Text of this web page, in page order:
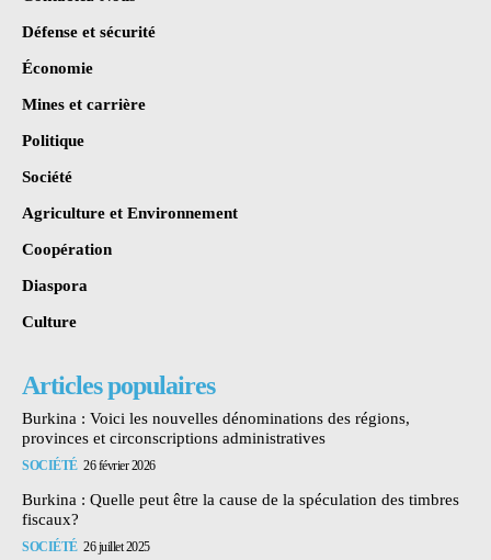
Défense et sécurité
Économie
Mines et carrière
Politique
Société
Agriculture et Environnement
Coopération
Diaspora
Culture
Articles populaires
Burkina : Voici les nouvelles dénominations des régions,
provinces et circonscriptions administratives
SOCIÉTÉ 26 février 2026
Burkina : Quelle peut être la cause de la spéculation des timbres
fiscaux?
SOCIÉTÉ 26 juillet 2025